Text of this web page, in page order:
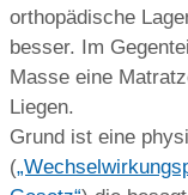
orthopädische
besser. Im
Masse eine
Liegen.
Grund ist eine
(